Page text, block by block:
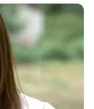
estimulan la
protector
el principal enemigo
boca se alimentan
el esmalte, lo